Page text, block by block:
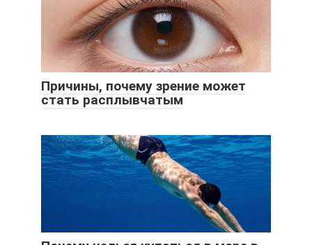
Причины, почему зрение может
стать расплывчатым